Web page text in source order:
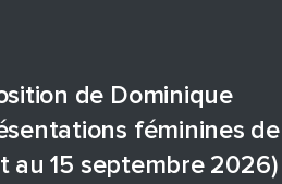
de Dominique
féminines de
au 15 septembre 2026)